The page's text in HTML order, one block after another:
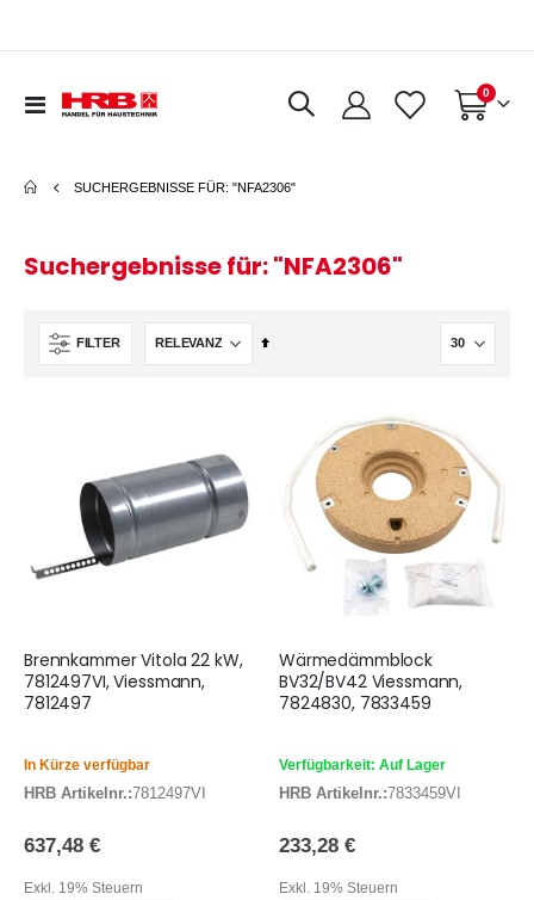
Navigation
Warenkorb
0Artikel
SUCHERGEBNISSE FÜR: "NFA2306"
Suchergebnisse für: "NFA2306"
FILTER
In
Brennkammer Vitola 22 kW,
7812497VI, Viessmann,
7812497
In Kürze verfügbar
HRB Artikelnr.:7812497VI
637,48 €
Exkl. 19% Steuern
Wärmedämmblock
BV32/BV42 Viessmann,
7824830, 7833459
Verfügbarkeit: Auf Lager
HRB Artikelnr.:7833459VI
233,28 €
Exkl. 19% Steuern